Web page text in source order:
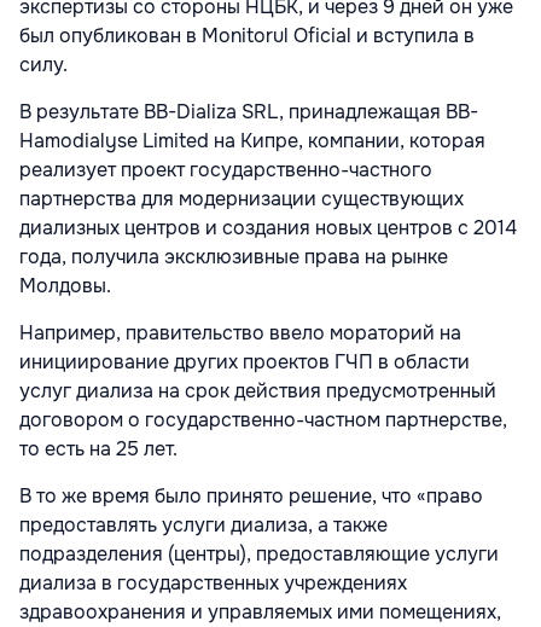
экспертизы со стороны НЦБК, и через 9 дней он уже
был опубликован в Monitorul Oficial и вступила в
силу.
В результате BB-Dializa SRL, принадлежащая BB-
Hamodialyse Limited на Кипре, компании, которая
реализует проект государственно-частного
партнерства для модернизации существующих
диализных центров и создания новых центров с 2014
года, получила эксклюзивные права на рынке
Молдовы.
Например, правительство ввело мораторий на
инициирование других проектов ГЧП в области
услуг диализа на срок действия предусмотренный
договором о государственно-частном партнерстве,
то есть на 25 лет.
В то же время было принято решение, что «право
предоставлять услуги диализа, а также
подразделения (центры), предоставляющие услуги
диализа в государственных учреждениях
здравоохранения и управляемых ими помещениях,